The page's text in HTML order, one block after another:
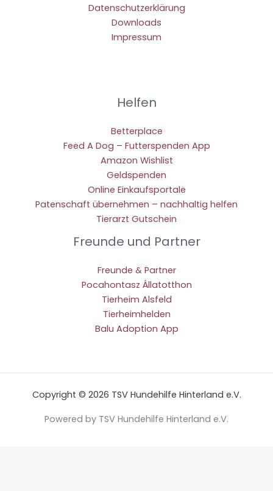
Datenschutzerklärung
Downloads
Impressum
Helfen
Betterplace
Feed A Dog – Futterspenden App
Amazon Wishlist
Geldspenden
Online Einkaufsportale
Patenschaft übernehmen – nachhaltig helfen
Tierarzt Gutschein
Freunde und Partner
Freunde & Partner
Pocahontasz Állatotthon
Tierheim Alsfeld
Tierheimhelden
Balu Adoption App
Copyright © 2026 TSV Hundehilfe Hinterland e.V.
Powered by TSV Hundehilfe Hinterland e.V.